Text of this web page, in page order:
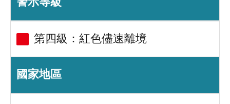
警示等級
第四級：紅色儘速離境
國家地區